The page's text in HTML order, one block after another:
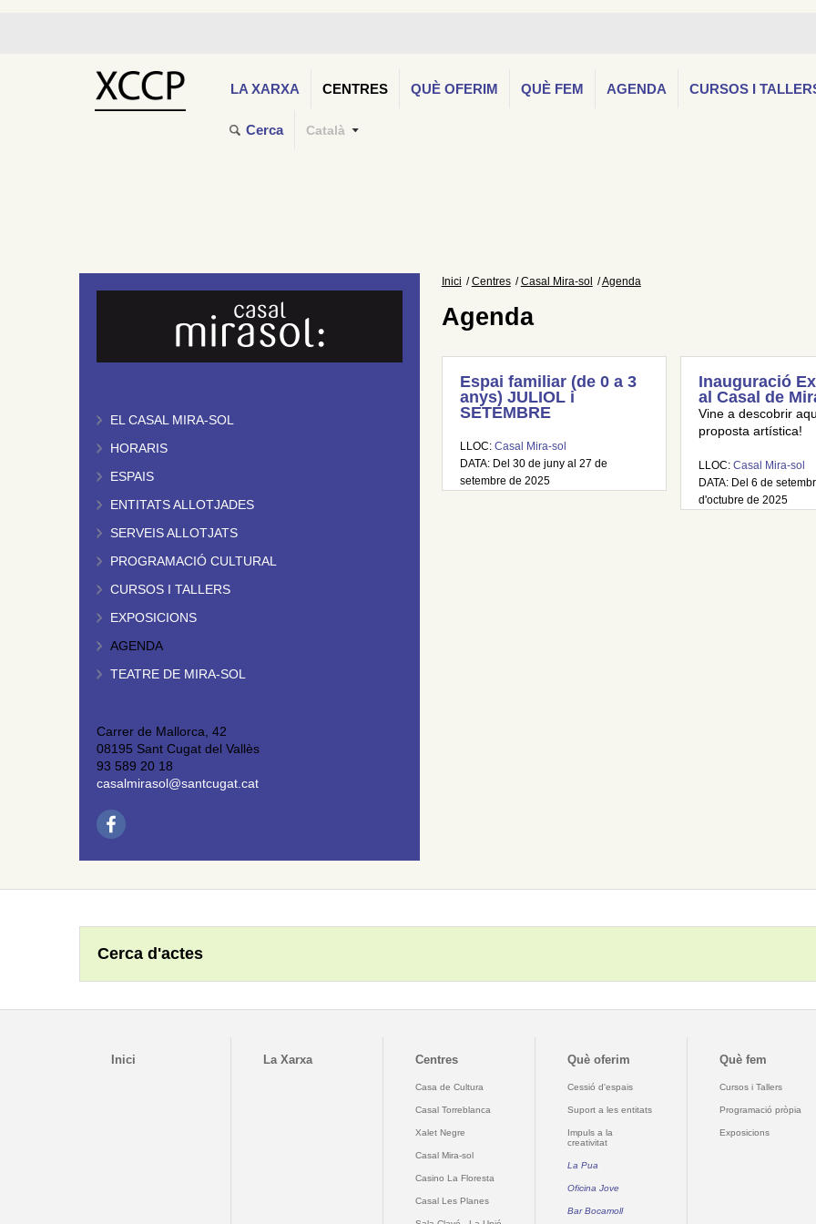
LA XARXA CENTRES QUÈ OFERIM QUÈ FEM AGENDA CURSOS I
Cerca Català
EL CASAL MIRA-SOL
HORARIS
ESPAIS
ENTITATS ALLOTJADES
SERVEIS ALLOTJATS
PROGRAMACIÓ CULTURAL
CURSOS I TALLERS
EXPOSICIONS
AGENDA
TEATRE DE MIRA-SOL
Carrer de Mallorca, 42
08195 Sant Cugat del Vallès
93 589 20 18
casalmirasol@santcugat.cat
Inici Centres Casal Mira-sol Agenda
Agenda
Espai familiar (de 0 a 3
anys) JULIOL i
SETEMBRE
LLOC: Casal Mira-sol
DATA: Del 30 de juny al 27 de
setembre de 2025
Inauguració
al Casal de
Vine a descobrir
proposta artística!
LLOC:Casal Mira-sol
DATA: Del 6 de
d'octubre de 2025
Cerca d'actes
Inici La Xarxa Centres
Casa de Cultura
Casal Torreblanca
Xalet Negre
Casal Mira-sol
Casino La Floresta
Casal Les Planes
Què oferim
Cessió d'espais
Suport a les entitats
Impuls a la
creativitat
La Pua
Oficina Jove
Bar Bocamoll
Què fem
Cursos i Tallers
Programació pròpia
Exposicions